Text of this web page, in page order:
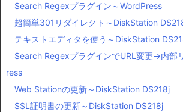
Search Regexプラグイン～WordPress
超簡単301リダイレクト～DiskStation
テキストエディタを使う～DiskStation
Search RegexプラグインでURL変更→内部
ress
Web Stationの更新～DiskStation DS218j
SSL証明書の更新～DiskStation DS218j